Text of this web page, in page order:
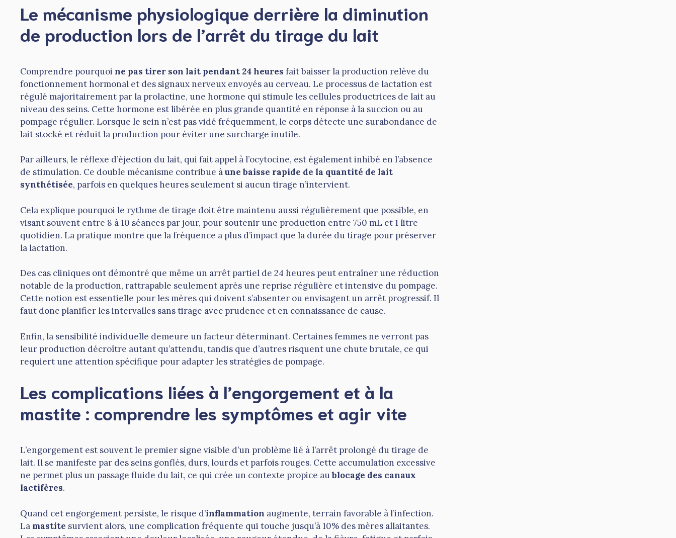
Le mécanisme physiologique derrière la diminution
de production lors de l’arrêt du tirage du lait
Comprendre pourquoi ne pas tirer son lait pendant 24 heures fait baisser la production relève du
fonctionnement hormonal et des signaux nerveux envoyés au cerveau. Le processus de lactation est
régulé majoritairement par la prolactine, une hormone qui stimule les cellules productrices de lait au
niveau des seins. Cette hormone est libérée en plus grande quantité en réponse à la succion ou au
pompage régulier. Lorsque le sein n’est pas vidé fréquemment, le corps détecte une surabondance de
lait stocké et réduit la production pour éviter une surcharge inutile.
Par ailleurs, le réflexe d’éjection du lait, qui fait appel à l’ocytocine, est également inhibé en l’absence
de stimulation. Ce double mécanisme contribue àune baisse rapide de la quantité de lait
synthétisée, parfois en quelques heures seulement si aucun tirage n’intervient.
Cela explique pourquoi le rythme de tirage doit être maintenu aussi régulièrement que possible, en
visant souvent entre 8 à 10 séances par jour, pour soutenir une production entre 750 mL et 1 litre
quotidien. La pratique montre que la fréquence a plus d’impact que la durée du tirage pour préserver
la lactation.
Des cas cliniques ont démontré que même un arrêt partiel de 24 heures peut entraîner une réduction
notable de la production, rattrapable seulement après une reprise régulière et intensive du pompage.
Cette notion est essentielle pour les mères qui doivent s’absenter ou envisagent un arrêt progressif. Il
faut donc planifier les intervalles sans tirage avec prudence et en connaissance de cause.
Enfin, la sensibilité individuelle demeure un facteur déterminant. Certaines femmes ne verront pas
leur production décroître autant qu’attendu, tandis que d’autres risquent une chute brutale, ce qui
requiert une attention spécifique pour adapter les stratégies de pompage.
Les complications liées à l’engorgement et à la
mastite : comprendre les symptômes et agir vite
L’engorgement est souvent le premier signe visible d’un problème lié à l’arrêt prolongé du tirage de
lait. Il se manifeste par des seins gonflés, durs, lourds et parfois rouges. Cette accumulation excessive
ne permet plus un passage fluide du lait, ce qui crée un contexte propice aublocage des canaux
lactifères.
Quand cet engorgement persiste, le risque d’inflammation augmente, terrain favorable à l’infection.
La mastite survient alors, une complication fréquente qui touche jusqu’à 10% des mères allaitantes.